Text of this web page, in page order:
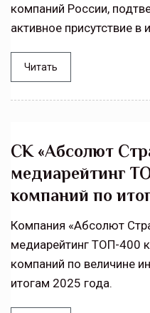
компаний России,
активное присутствие
Читать
СК «Абсолют
медиарейтинг
компаний по
Компания «Абсолют
медиарейтинг ТОП-400
компаний по величине
итогам 2025 года.